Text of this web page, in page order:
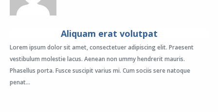
Aliquam erat volutpat
Lorem ipsum dolor sit amet, consectetuer adipiscing elit. Praesent
vestibulum molestie lacus. Aenean non ummy hendrerit mauris.
Phasellus porta. Fusce suscipit varius mi. Cum sociis sere natoque
penat...